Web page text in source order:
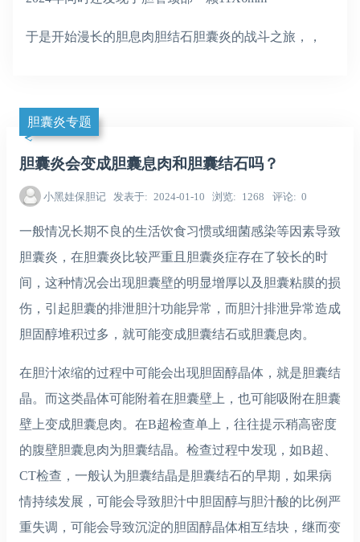
于是开始漫长的胆息肉胆结石胆囊炎的战斗之旅，，
胆囊炎专题
胆囊炎会变成胆囊息肉和胆囊结石吗？
小黑娃保胆记 发表于 2024-01-10 浏览 1268 评论 0
一般情况长期不良的生活饮食习惯或细菌感染等因素导致
胆囊炎，在胆囊炎比较严重且胆囊炎症存在了较长的时
间，这种情况会出现胆囊壁的明显增厚以及胆囊粘膜的损
伤，引起胆囊的排泄胆汁功能异常，而胆汁排泄异常造成
胆固醇堆积过多，就可能变成胆囊结石或胆囊息肉。
在胆汁浓缩的过程中可能会出现胆固醇晶体，就是胆囊结
晶。而这类晶体可能附着在胆囊壁上，也可能吸附在胆囊
壁上变成胆囊息肉。在B超检查单上，往往提示稍高密度
的腹壁胆囊息肉为胆囊结晶。检查过程中发现，如B超、
CT检查，一般认为胆囊结晶是胆囊结石的早期，如果病
情持续发展，可能会导致胆汁中胆固醇与胆汁酸的比例严
重失调，可能会导致沉淀的胆固醇晶体相互结块，继而变